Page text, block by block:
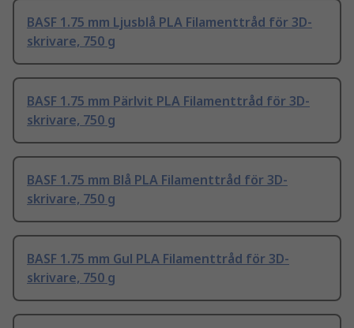
BASF 1.75 mm Ljusblå PLA Filamenttråd för 3D-
skrivare, 750 g
BASF 1.75 mm Pärlvit PLA Filamenttråd för 3D-
skrivare, 750 g
BASF 1.75 mm Blå PLA Filamenttråd för 3D-
skrivare, 750 g
BASF 1.75 mm Gul PLA Filamenttråd för 3D-
skrivare, 750 g